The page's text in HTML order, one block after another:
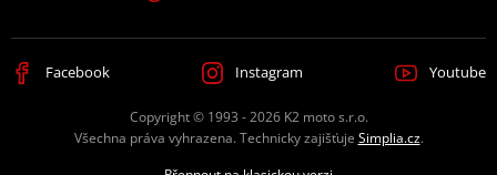
Facebook Instagram Youtube
Copyright © 1993 - 2026 K2 moto s.r.o.
Všechna práva vyhrazena. Technicky zajišťuje Simplia.cz.